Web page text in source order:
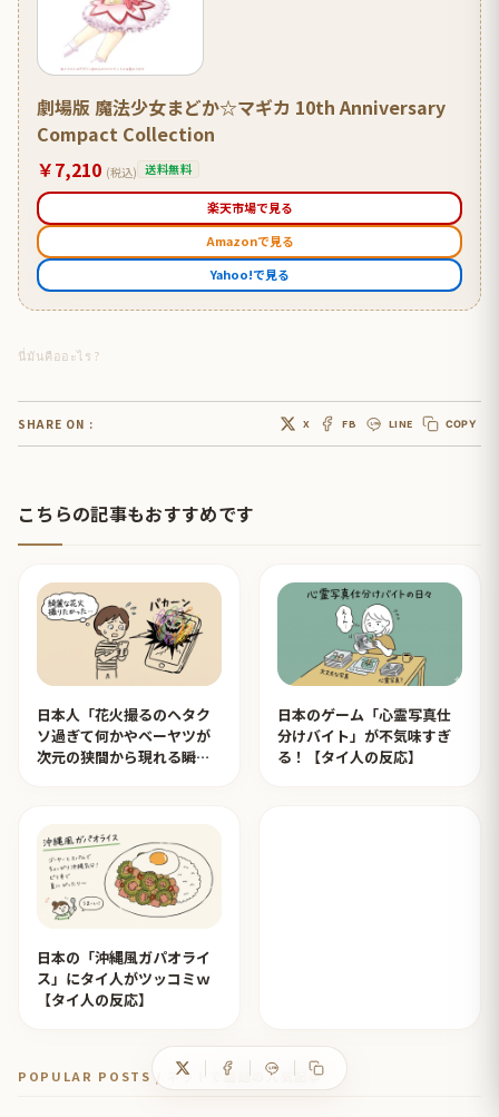
劇場版 魔法少女まどか☆マギカ 10th Anniversary
Compact Collection
￥7,210 (税込) 送料無料
楽天市場で見る
Amazonで見る
Yahoo!で見る
นี่มันคืออะไร ?
SHARE ON : X FB LINE COPY
こちらの記事もおすすめです
日本人「花火撮るのヘタク
ソ過ぎて何かやベーヤツが
次元の狭間から現れる瞬間
日本のゲーム「心霊写真仕
分けバイト」が不気味すぎ
る！【タイ人の反応】
日本の「沖縄風ガパオライ
ス」にタイ人がツッコミｗ
【タイ人の反応】
POPULAR POSTS / ネットで話題の人気記事